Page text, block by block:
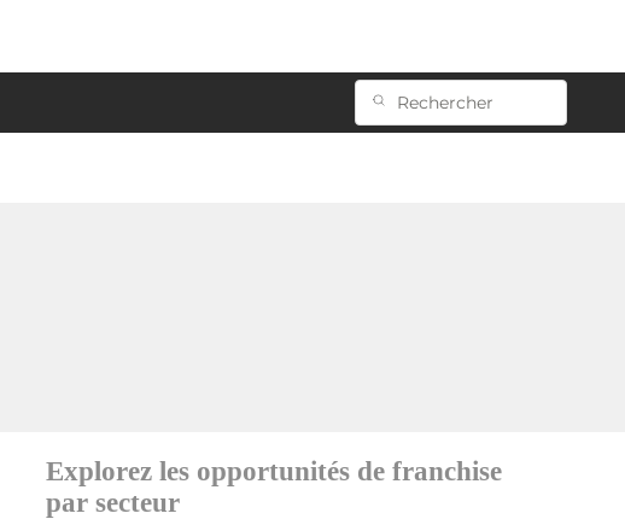
Explorez les opportunités de franchise
par secteur